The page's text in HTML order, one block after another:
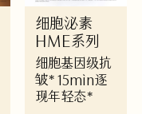
细胞泌素
HME系列
细胞基因级抗
皱* 15min逐
现年轻态*